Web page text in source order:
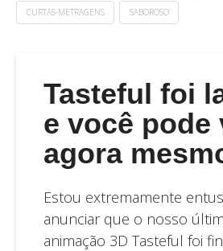
CURTAS-METRAGENS SABOROSO
Tasteful foi
e você pode
agora
Estou extremamente
anunciar que o nosso
animação 3D Tasteful foi